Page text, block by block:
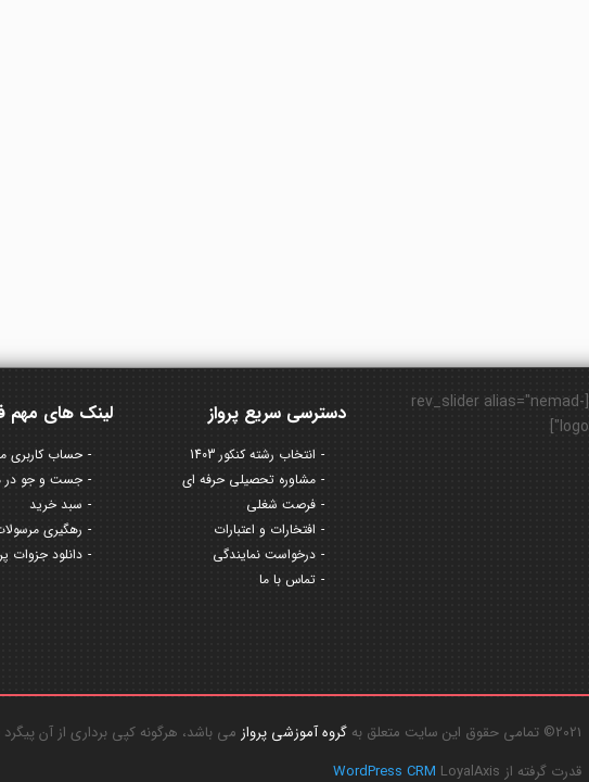
لینک های مهم
حساب کاربری
جست و جو در
سبد خرید
رهگیری
دانلود جزوات
دسترسی سریع پرواز
انتخاب رشته کنکور 1403
مشاوره تحصیلی حرفه ای
فرصت شغلی
افتخارات و اعتبارات
درخواست نمایندگی
تماس با ما
[rev_slider alias="nemad-
logo"]
2021© تمامی حقوق این سایت متعلق به گروه آموزشی پروازمی باشد، هرگونه کپی برداری از آن
قدرت گرفته از
WordPress CRM LoyalAxis